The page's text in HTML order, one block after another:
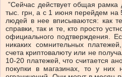
”Сейчас действует общая
тыс. грн, а с 1 июня перейдем на
людей в нее вписываются: как
справки, так и те, кто просто
официального подтверждения.
никаких сомнительных
счета криптовалюту или не
10-20 платежей, что считается
покупки в магазинах, то у них